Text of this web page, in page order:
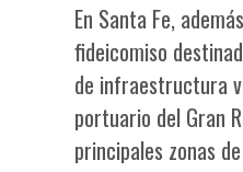
En Santa Fe,
fideicomiso
de infraestructura
portuario del Gran
principales zonas